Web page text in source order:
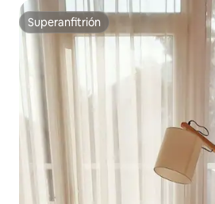
Superanfitrión
Superanfitrión